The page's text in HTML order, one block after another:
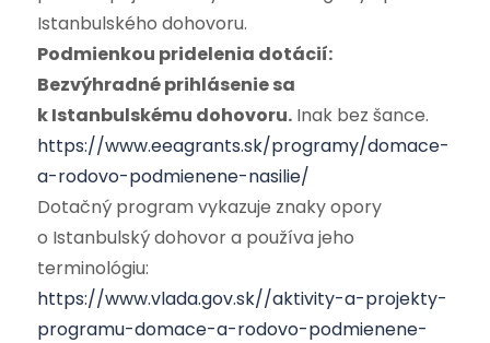
Istanbulského dohovoru.
Podmienkou pridelenia dotácií:
Bezvýhradné prihlásenie sa
k Istanbulskému dohovoru.Inak bez šance.
https://www.eeagrants.sk/programy/domace-
a-rodovo-podmienene-nasilie/
Dotačný program vykazuje znaky opory
o Istanbulský dohovor a používa jeho
terminológiu:
https://www.vlada.gov.sk//aktivity-a-projekty-
programu-domace-a-rodovo-podmienene-